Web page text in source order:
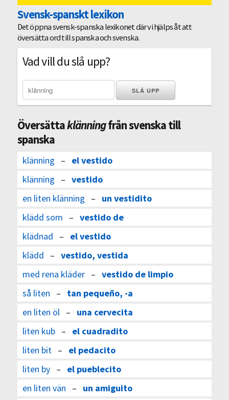
Svensk-spanskt lexikon
Det öppna svensk-spanska lexikonet där vi hjälps åt att
översätta ord till spanska och svenska.
Vad vill du slå upp?
Översättaklänningfrån svenska till
spanska
klänning – el vestido
klänning – vestido
en liten klänning – un vestidito
klädd som – vestido de
klädnad – el vestido
klädd – vestido, vestida
med rena kläder– vestido de limpio
så liten – tan pequeño, -a
en liten öl – una cervecita
liten kub– el cuadradito
liten bit – el pedacito
liten by– el pueblecito
en liten vän – un amiguito